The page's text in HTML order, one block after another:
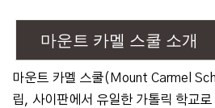
마운트 카멜 스쿨 소개
마운트 카멜 스쿨(Mount Carmel
립, 사이판에서 유일한 가톨릭 학교